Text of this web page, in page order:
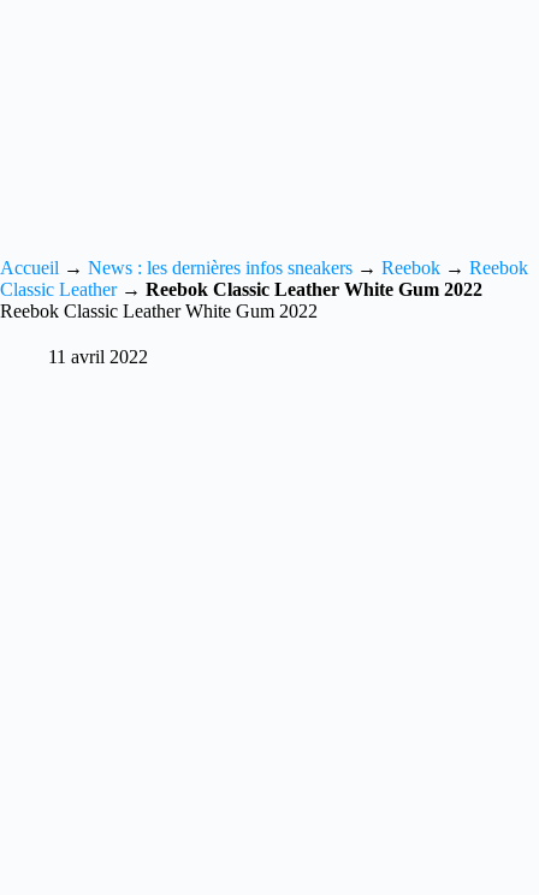
Accueil → News : les dernières infos sneakers → Reebok → Reebok
Classic Leather→ Reebok Classic Leather White Gum 2022
Reebok Classic Leather White Gum 2022
11 avril 2022